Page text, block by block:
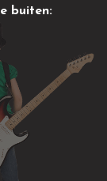
buiten: